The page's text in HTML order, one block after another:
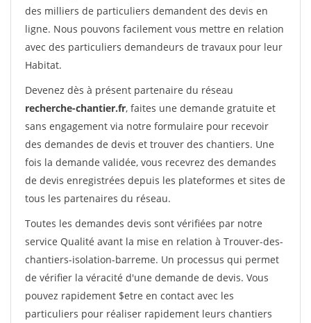
des milliers de particuliers demandent des devis en
ligne. Nous pouvons facilement vous mettre en relation
avec des particuliers demandeurs de travaux pour leur
Habitat.
Devenez dès à présent partenaire du réseau
recherche-chantier.fr, faites une demande gratuite et
sans engagement via notre formulaire pour recevoir
des demandes de devis et trouver des chantiers. Une
fois la demande validée, vous recevrez des demandes
de devis enregistrées depuis les plateformes et sites de
tous les partenaires du réseau.
Toutes les demandes devis sont vérifiées par notre
service Qualité avant la mise en relation à Trouver-des-
chantiers-isolation-barreme. Un processus qui permet
de vérifier la véracité d'une demande de devis. Vous
pouvez rapidement $etre en contact avec les
particuliers pour réaliser rapidement leurs chantiers